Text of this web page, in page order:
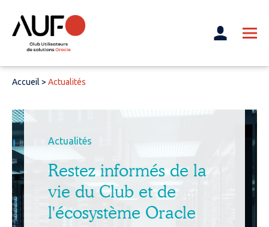
Accueil > Actualités
Actualités
Restez informés de la
vie du Club et de
l'écosystème Oracle